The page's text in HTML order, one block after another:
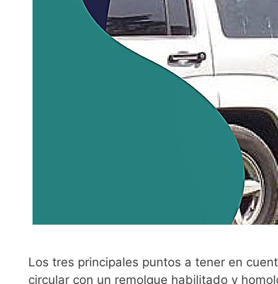
Los tres principales puntos a tener en
circular con un remolque habilitado y